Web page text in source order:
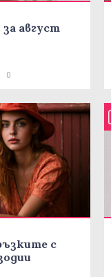
август
0
с